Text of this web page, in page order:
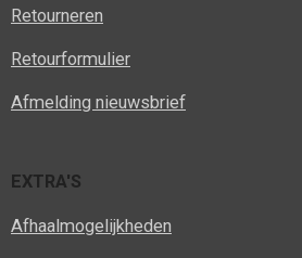
Retourneren
Retourformulier
Afmelding nieuwsbrief
EXTRA'S
Afhaalmogelijkheden